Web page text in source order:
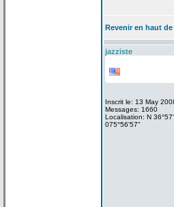
Revenir en haut de
jazziste
Inscrit le: 13 May
Messages: 1660
Localisation: N
075°56'57"